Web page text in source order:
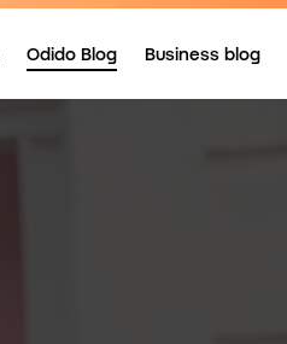
Odido Blog Business blog